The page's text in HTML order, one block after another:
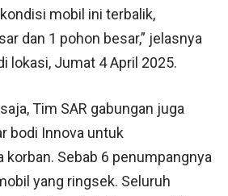
mobil ini terbalik,
dan 1 pohon besar,” jelasnya
lokasi, Jumat 4 April 2025.
Tim SAR gabungan juga
bodi Innova untuk
korban. Sebab 6 penumpangnya
yang ringsek. Seluruh